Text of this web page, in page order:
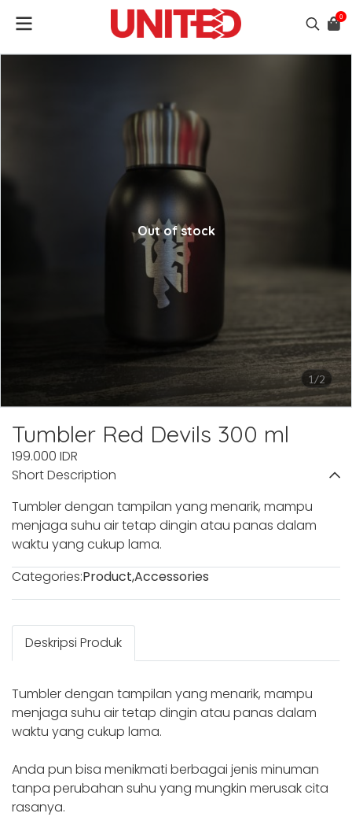
0
1/2
Out of stock
Tumbler Red Devils 300 ml
199.000 IDR
Short Description
Tumbler dengan tampilan yang menarik, mampu
menjaga suhu air tetap dingin atau panas dalam
waktu yang cukup lama.
Categories:Product,Accessories
Deskripsi Produk
Tumbler dengan tampilan yang menarik, mampu
menjaga suhu air tetap dingin atau panas dalam
waktu yang cukup lama.
Anda pun bisa menikmati berbagai jenis minuman
tanpa perubahan suhu yang mungkin merusak cita
rasanya.